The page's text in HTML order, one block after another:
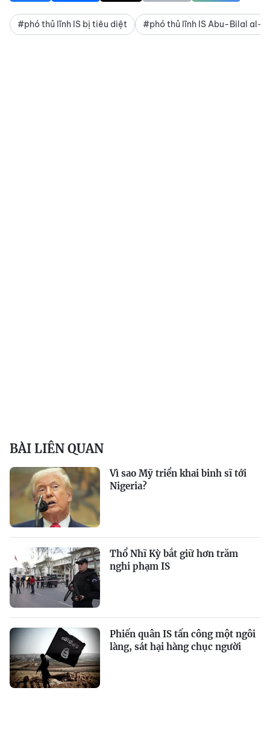
#phó thủ lĩnh IS bị tiêu diệt #phó thủ lĩnh IS Abu-Bilal al-
BÀI LIÊN QUAN
Vì sao Mỹ triển khai binh sĩ tới
Nigeria?
Thổ Nhĩ Kỳ bắt giữ hơn trăm
nghi phạm IS
Phiến quân IS tấn công một ngôi
làng, sát hại hàng chục người